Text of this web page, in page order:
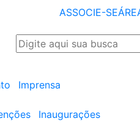
ASSOCIE-SE
Imprensa
Inaugurações